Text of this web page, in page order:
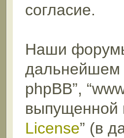
согласие.
Наши
дальнейшем
phpBB”,
выпущенной
License” (в